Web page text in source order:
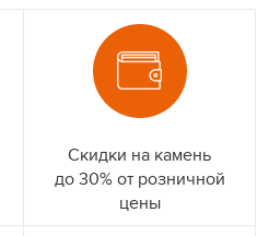
Скидки на камень
до 30% от розничной
цены